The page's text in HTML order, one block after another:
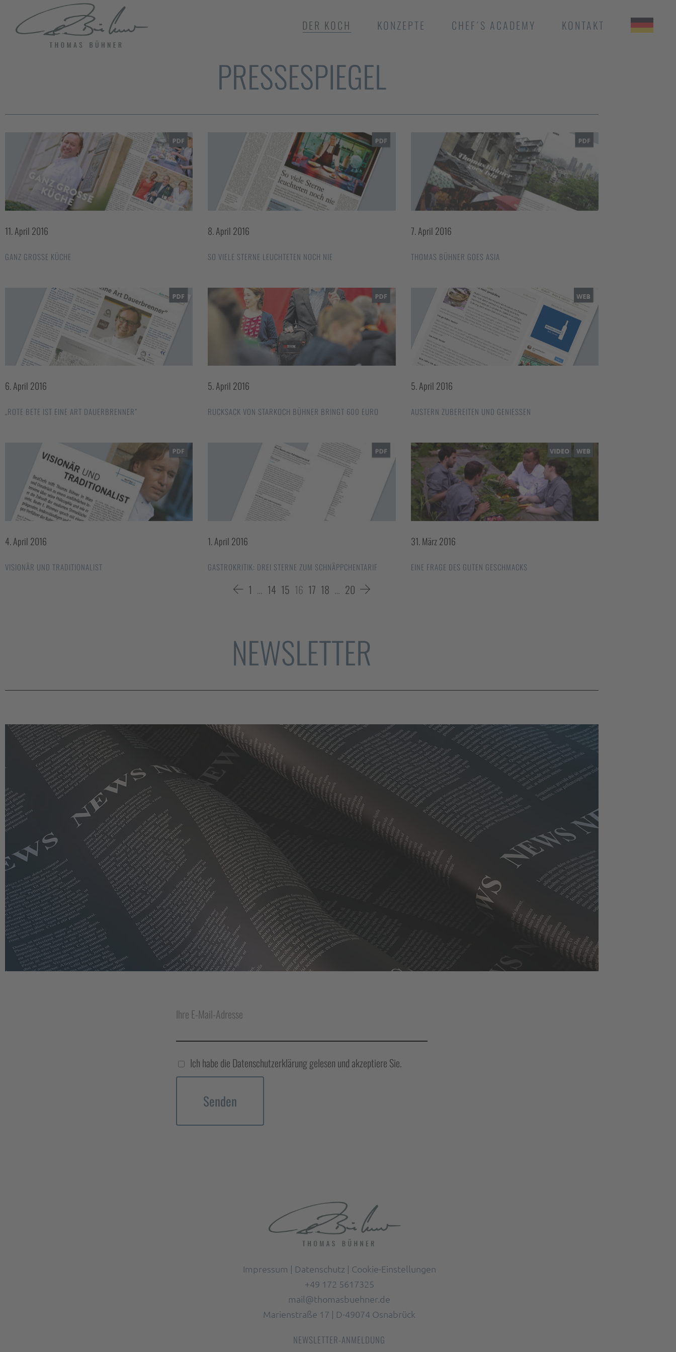
DER KOCH
BÜHNER TAIPEH
KONZEPTE CHEF´S ACADEMY KONTAKT
PRESSESPIEGEL
11. April 2016
GANZ GROSSE KÜCHE
8. April 2016
SO VIELE STERNE LEUCHTETEN NOCH NIE
7. April 2016
THOMAS BÜHNER GOES ASIA
6. April 2016
„ROTE BETE IST EINE ART DAUERBRENNER”
5. April 2016
RUCKSACK VON STARKOCH BÜHNER BRINGT 600 EURO
5. April 2016
AUSTERN ZUBEREITEN UND GENIESSEN
4. April 2016
VISIONÄR UND TRADITIONALIST
1. April 2016
GASTROKRITIK: DREI STERNE ZUM SCHNÄPPCHENTARIF
31. März 2016
EINE FRAGE DES GUTEN GESCHMACKS
1 … 14 15 16 17 18 … 20
NEWSLETTER
Ihre E-Mail-Adresse
Ich habe die Datenschutzerklärung gelesen und akzeptiere Sie.
Impressum | Datenschutz | Cookie-Einstellungen
+49 172 5617325
mail@thomasbuehner.de
Marienstraße 17 | D-49074 Osnabrück
NEWSLETTER-ANMELDUNG